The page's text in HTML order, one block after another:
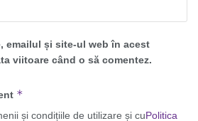
emailul și site-ul web în acest
viitoare când o să comentez.
*
și condițiile de utilizare și cuPolitica